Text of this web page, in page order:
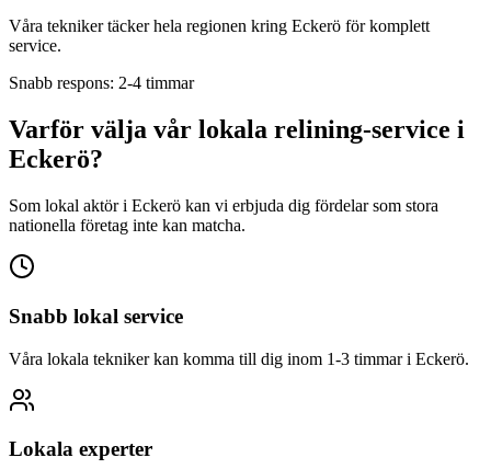
Våra tekniker täcker hela regionen kring Eckerö för komplett
service.
Snabb respons: 2-4 timmar
Varför välja vår lokala relining-service i
Eckerö?
Som lokal aktör i Eckerö kan vi erbjuda dig fördelar som stora
nationella företag inte kan matcha.
Snabb lokal service
Våra lokala tekniker kan komma till dig inom 1-3 timmar i Eckerö.
Lokala experter